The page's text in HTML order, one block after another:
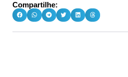
Compartilhe: